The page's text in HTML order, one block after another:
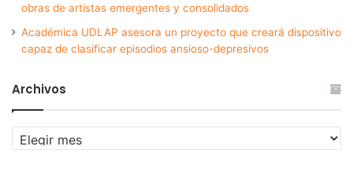
obras de artistas emergentes y consolidados
Académica UDLAP asesora un proyecto que creará dispositivo
capaz de clasificar episodios ansioso-depresivos
Archivos
Archivos